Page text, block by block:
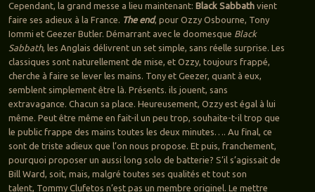
Cependant, la grand messe a lieu maintenant: Black Sabbathvient
faire ses adieux à la France. The end, pour Ozzy Osbourne, Tony
Iommi et Geezer Butler. Démarrant avec le doomesque Black
Sabbath, les Anglais délivrent un set simple, sans réelle surprise. Les
classiques sont naturellement de mise, et Ozzy, toujours frappé,
cherche à faire se lever les mains. Tony et Geezer, quant à eux,
semblent simplement être là. Présents. ils jouent, sans
extravagance. Chacun sa place. Heureusement, Ozzy est égal à lui
même. Peut être même en fait-il un peu trop, souhaite-t-il trop que
le public frappe des mains toutes les deux minutes…. Au final, ce
sont de triste adieux que l’on nous propose. Et puis, franchement,
pourquoi proposer un aussi long solo de batterie? S’il s’agissait de
Bill Ward, soit, mais, malgré toutes ses qualités et tout son
talent, Tommy Clufetos n’est pas un membre originel. Le mettre